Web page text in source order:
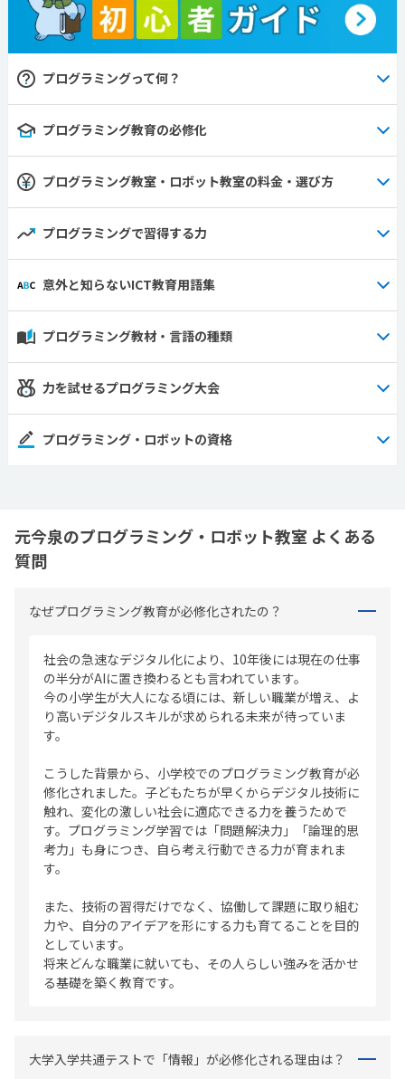
プログラミングって何？
プログラミング教育の必修化
プログラミング教室・ロボット教室の料金・選び方
プログラミングで習得する力
意外と知らないICT教育用語集
プログラミング教材・言語の種類
力を試せるプログラミング大会
プログラミング・ロボットの資格
元今泉のプログラミング・ロボット教室 よくある
質問
なぜプログラミング教育が必修化されたの？
社会の急速なデジタル化により、10年後には現在の仕事
の半分がAIに置き換わるとも言われています。
今の小学生が大人になる頃には、新しい職業が増え、よ
り高いデジタルスキルが求められる未来が待っていま
す。
こうした背景から、小学校でのプログラミング教育が必
修化されました。子どもたちが早くからデジタル技術に
触れ、変化の激しい社会に適応できる力を養うためで
す。プログラミング学習では「問題解決力」「論理的思
考力」も身につき、自ら考え行動できる力が育まれま
す。
また、技術の習得だけでなく、協働して課題に取り組む
力や、自分のアイデアを形にする力も育てることを目的
としています。
将来どんな職業に就いても、その人らしい強みを活かせ
る基礎を築く教育です。
大学入学共通テストで「情報」が必修化される理由は？